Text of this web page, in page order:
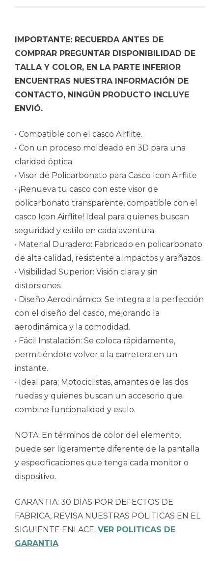
IMPORTANTE: RECUERDA ANTES DE
COMPRAR PREGUNTAR DISPONIBILIDAD DE
TALLA Y COLOR, EN LA PARTE INFERIOR
ENCUENTRAS NUESTRA INFORMACIÓN DE
CONTACTO, NINGÚN PRODUCTO INCLUYE
ENVIÓ.
• Compatible con el casco Airflite.
• Con un proceso moldeado en 3D para una
claridad óptica
• Visor de Policarbonato para Casco Icon Airflite
• ¡Renueva tu casco con este visor de
policarbonato transparente, compatible con el
casco Icon Airflite! Ideal para quienes buscan
seguridad y estilo en cada aventura.
• Material Duradero: Fabricado en policarbonato
de alta calidad, resistente a impactos y arañazos.
• Visibilidad Superior: Visión clara y sin
distorsiones.
• Diseño Aerodinámico: Se integra a la perfección
con el diseño del casco, mejorando la
aerodinámica y la comodidad.
• Fácil Instalación: Se coloca rápidamente,
permitiéndote volver a la carretera en un
instante.
• Ideal para: Motociclistas, amantes de las dos
ruedas y quienes buscan un accesorio que
combine funcionalidad y estilo.
NOTA: En términos de color del elemento,
puede ser ligeramente diferente de la pantalla
y especificaciones que tenga cada monitor o
dispositivo.
GARANTIA: 30 DIAS POR DEFECTOS DE
FABRICA, REVISA NUESTRAS POLITICAS EN EL
SIGUIENTE ENLACE: VER POLITICAS DE
GARANTIA